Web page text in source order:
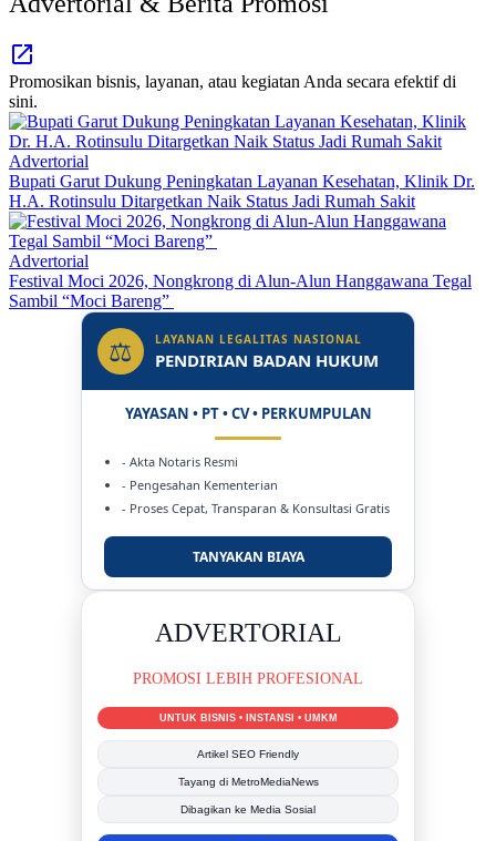
Promosikan bisnis, layanan, atau kegiatan Anda secara efektif di
sini.
Advertorial
Bupati Garut Dukung Peningkatan Layanan Kesehatan, Klinik Dr.
H.A. Rotinsulu Ditargetkan Naik Status Jadi Rumah Sakit
Advertorial
Festival Moci 2026, Nongkrong di Alun-Alun Hanggawana Tegal
Sambil “Moci Bareng”
⚖ LAYANAN LEGALITAS NASIONAL
PENDIRIAN BADAN HUKUM
YAYASAN • PT • CV • PERKUMPULAN
- Akta Notaris Resmi
- Pengesahan Kementerian
- Proses Cepat, Transparan & Konsultasi Gratis
TANYAKAN BIAYA
DUKUNG KAMI
BERSAMA METROMEDIANEWS.CO
MEDIA INFORMASI TERPERCAYA
Publikasi Kegiatan
Berita Promosi
Tingkatkan Branding Anda